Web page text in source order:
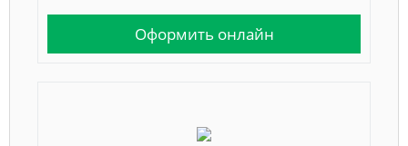
Оформить онлайн